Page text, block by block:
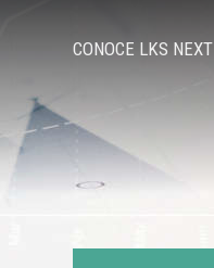
CONOCE LKS NEXT